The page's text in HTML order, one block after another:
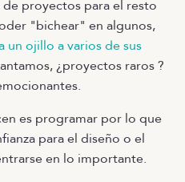
proyectos para el resto
"bichear" en algunos,
un ojillo a varios de sus
¿proyectos raros ?
es programar por lo que
para el diseño o el
en lo importante.